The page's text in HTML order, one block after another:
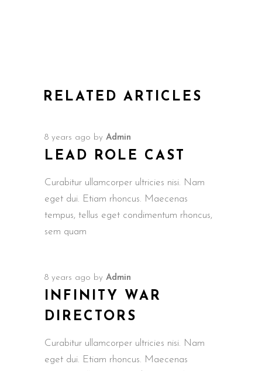
RELATED ARTICLES
8 years ago by Admin
LEAD ROLE CAST
Curabitur ullamcorper ultricies nisi. Nam
eget dui. Etiam rhoncus. Maecenas
tempus, tellus eget condimentum rhoncus,
sem quam
8 years ago by Admin
INFINITY WAR
DIRECTORS
Curabitur ullamcorper ultricies nisi. Nam
eget dui. Etiam rhoncus. Maecenas